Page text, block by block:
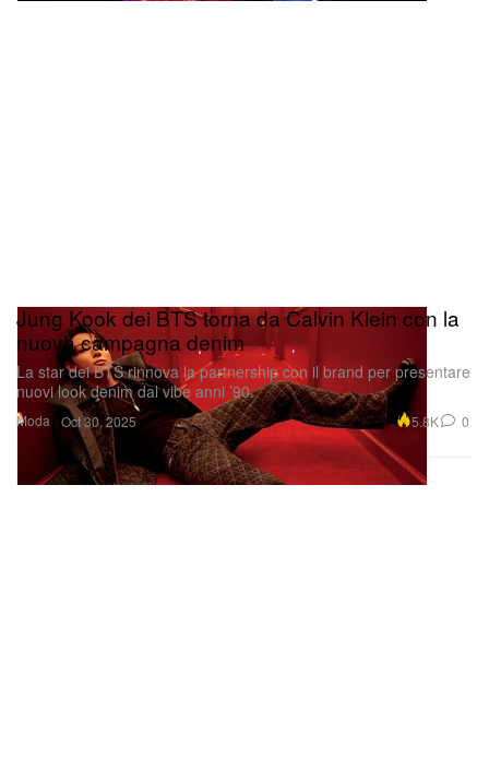
Moda
Jung Kook dei BTS torna da Calvin Klein con la
nuova campagna denim
La star dei BTS rinnova la partnership con il brand per presentare
nuovi look denim dal vibe anni ’90.
Oct 30, 2025 5.8K 0